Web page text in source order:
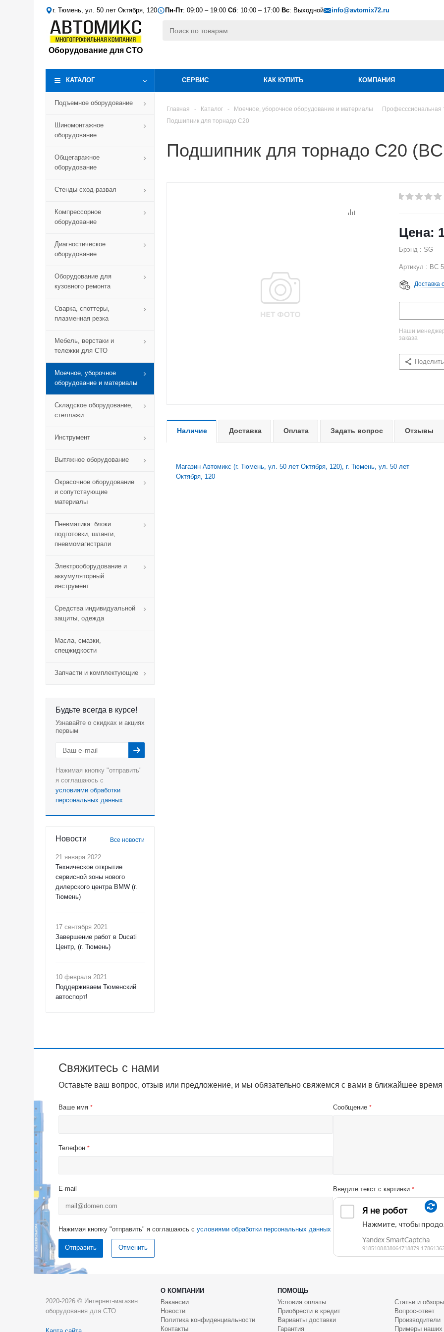
г. Тюмень, ул. 50 лет Октября, 120 Пн-Пт: 09:00 – 19:00 Сб: 10:00 – 17:00 Вс: Выходной info@avtomix72.ru
Оборудование для СТО
КАТАЛОГ СЕРВИС КАК КУПИТЬ КОМПАНИЯ
Подъемное оборудование
Шиномонтажное
оборудование
Общегаражное
оборудование
Стенды сход-развал
Компрессорное
оборудование
Диагностическое
оборудование
Оборудование для
кузовного ремонта
Сварка, споттеры,
плазменная резка
Мебель, верстаки и
тележки для СТО
Моечное, уборочное
оборудование и материалы
Складское оборудование,
стеллажи
Инструмент
Вытяжное оборудование
Окрасочное оборудование
и сопутствующие
материалы
Пневматика: блоки
подготовки, шланги,
пневмомагистрали
Электрооборудование и
аккумуляторный
инструмент
Средства индивидуальной
защиты, одежда
Масла, смазки,
спецжидкости
Запчасти и комплектующие
Будьте всегда в курсе!
Узнавайте о скидках и акциях
первым
Нажимая кнопку "отправить"
я соглашаюсь с
условиями обработки
персональных данных
Новости Все новости
21 января 2022
Техническое открытие
сервисной зоны нового
дилерского центра BMW (г.
Тюмень)
17 сентября 2021
Завершение работ в Ducati
Центр, (г. Тюмень)
10 февраля 2021
Поддерживаем Тюменский
автоспорт!
Главная - Каталог - Моечное, уборочное оборудование и материалы Професссиональная
Подшипник для торнадо C20
Подшипник для торнадо C20
Брэнд : SG
Артикул : BC
Доставка
Наши
заказа
Наличие Доставка Оплата Задать вопрос Отзывы
Магазин Автомикс (г. Тюмень, ул. 50 лет Октября, 120), г. Тюмень, ул. 50 лет
Октября, 120
Свяжитесь с нами
Оставьте ваш вопрос, отзыв или предложение, и мы обязательно свяжемся с вами в ближайшее время
Ваше имя *
Телефон *
E-mail
Сообщение *
Введите текст с картинки *
Нажимая кнопку "отправить" я соглашаюсь с условиями обработки персональных данных
Отменить
2020-2026 © Интернет-магазин
оборудования для СТО
О КОМПАНИИ
ПОМОЩЬ
Вакансии
Новости
Политика конфиденциальности
Контакты
Условия оплаты
Приобрести в кредит
Варианты доставки
Гарантия
Статьи и обзоры
Вопрос-ответ
Производители
Примеры наших